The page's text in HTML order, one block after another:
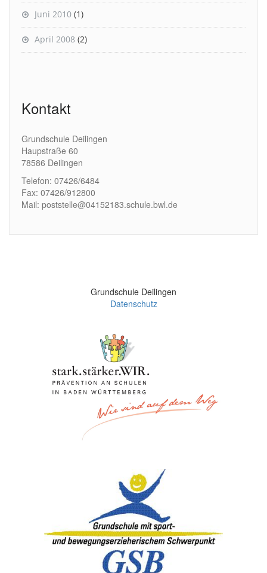
Juni 2010 (1)
April 2008 (2)
Kontakt
Grundschule Deilingen
Haupstraße 60
78586 Deilingen
Telefon: 07426/6484
Fax: 07426/912800
Mail: poststelle@04152183.schule.bwl.de
Grundschule Deilingen
Datenschutz